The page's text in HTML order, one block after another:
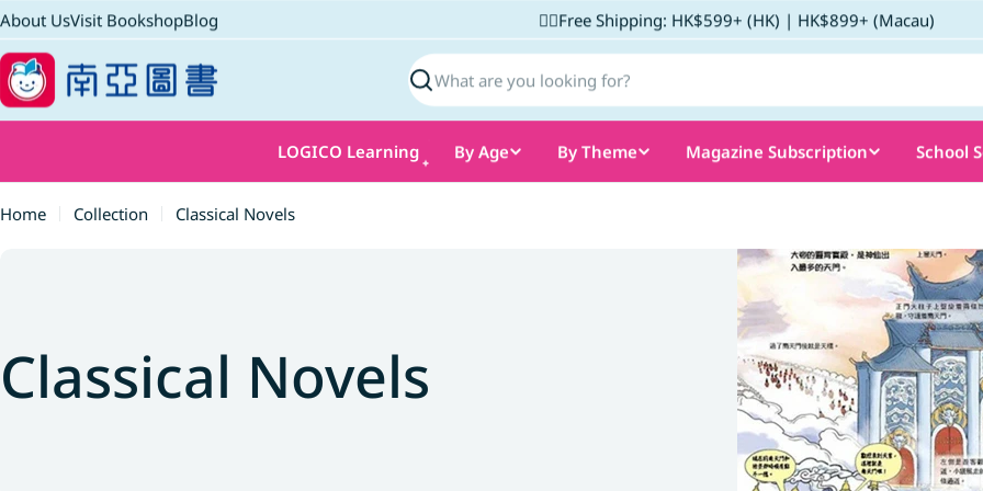
Skip
to
content
About UsVisit BookshopBlog ✌🏼Free Shipping: HK$599+ (HK) | HK$899+ (Macau)
Search
LOGICO Learning By Age By Theme Magazine Subscription School
Home Collection Classical Novels
C
Classical Novels